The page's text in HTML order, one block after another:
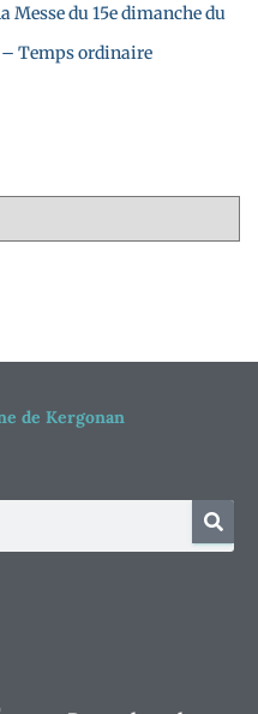
Messe du 15e dimanche du
Temps ordinaire
de Kergonan